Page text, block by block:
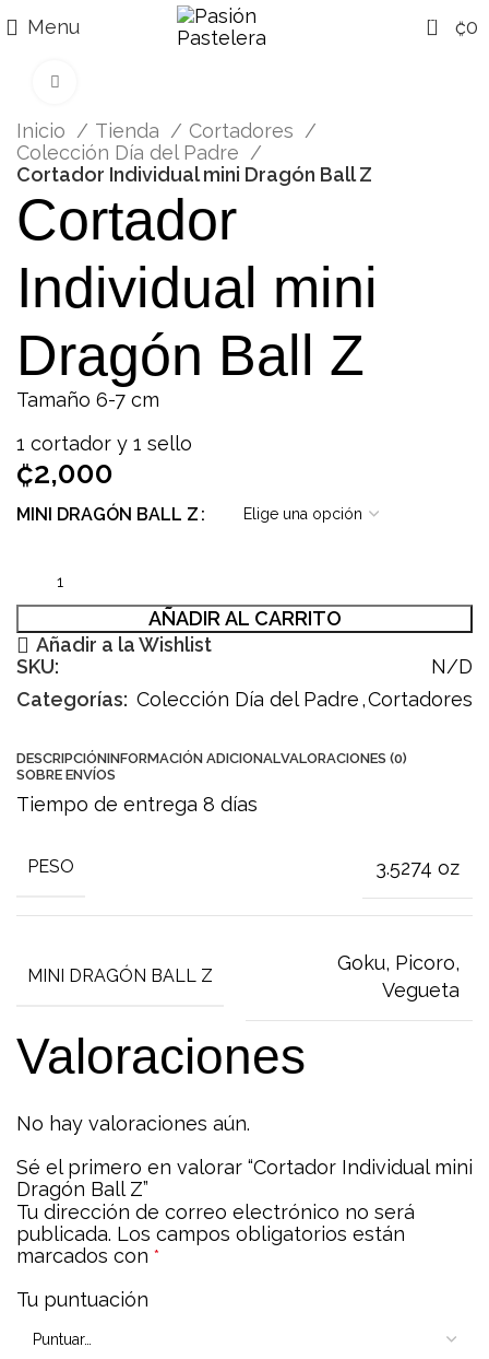
Menu 0 ₡0
Inicio Tienda
Cortadores
Colección Día del Padre
Cortador Individual mini Dragón Ball Z
Cortador
Individual mini
Dragón Ball Z
Tamaño 6-7 cm
1 cortador y 1 sello
₡2,000
MINI DRAGÓN BALL Z
AÑADIR AL CARRITO
Añadir a la Wishlist
SKU:
N/D
Categorías: Colección Día del Padre,Cortadores
DESCRIPCIÓNINFORMACIÓN ADICIONALVALORACIONES (0)
SOBRE ENVÍOS
Tiempo de entrega 8 días
PESO 3.5274 oz
MINI DRAGÓN BALL Z
Goku, Picoro,
Vegueta
Valoraciones
No hay valoraciones aún.
Sé el primero en valorar “Cortador Individual mini
Dragón Ball Z”
Tu dirección de correo electrónico no será
publicada. Los campos obligatorios están
marcados con *
Tu puntuación